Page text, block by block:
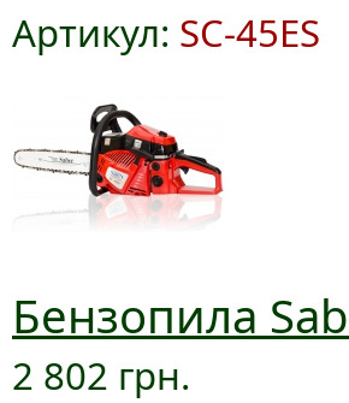
Артикул: SC-45ES
Бензопила
2 802 грн.